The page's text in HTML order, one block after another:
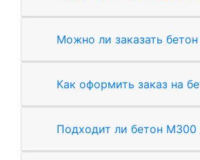
Можно ли заказать
Как оформить заказ на
Подходит ли бетон М300